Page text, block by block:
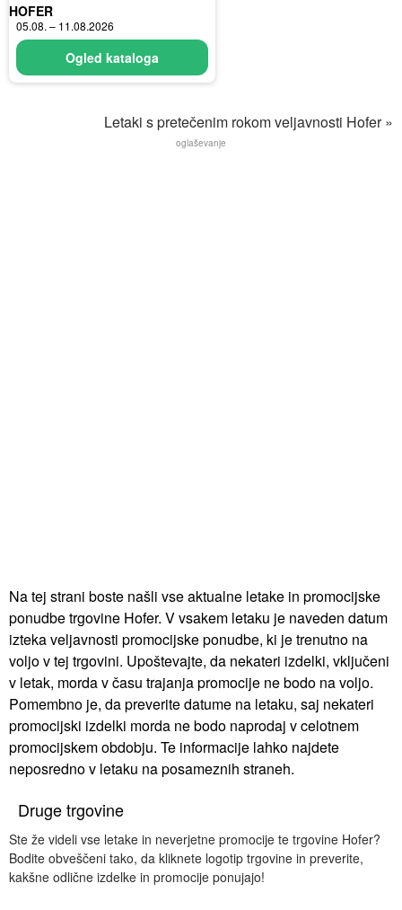
HOFER
05.08. – 11.08.2026
Ogled kataloga
Letaki s pretečenim rokom veljavnosti Hofer »
oglaševanje
Na tej strani boste našli vse aktualne letake in promocijske
ponudbe trgovine Hofer. V vsakem letaku je naveden datum
izteka veljavnosti promocijske ponudbe, ki je trenutno na
voljo v tej trgovini. Upoštevajte, da nekateri izdelki, vključeni
v letak, morda v času trajanja promocije ne bodo na voljo.
Pomembno je, da preverite datume na letaku, saj nekateri
promocijski izdelki morda ne bodo naprodaj v celotnem
promocijskem obdobju. Te informacije lahko najdete
neposredno v letaku na posameznih straneh.
Druge trgovine
Ste že videli vse letake in neverjetne promocije te trgovine Hofer?
Bodite obveščeni tako, da kliknete logotip trgovine in preverite,
kakšne odlične izdelke in promocije ponujajo!